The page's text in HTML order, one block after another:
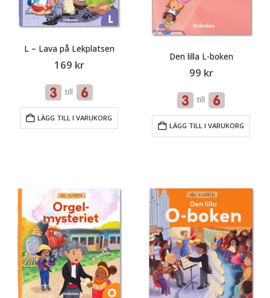
L – Lava på Lekplatsen
169 kr
till
LÄGG TILL I VARUKORG
Den lilla L-boken
99 kr
till
LÄGG TILL I VARUKORG